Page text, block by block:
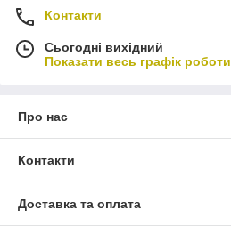
Контакти
Сьогодні вихідний
Показати весь графік роботи
Про нас
Контакти
Доставка та оплата